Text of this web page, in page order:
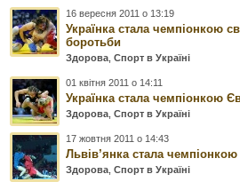
16 вересня 2011 о 13:19
Українка стала чемпіонкою
боротьби
Здорова ,Спорт в Україні
01 квітня 2011 о 14:11
Українка стала чемпіонкою
Здорова ,Спорт в Україні
17 жовтня 2011 о 14:43
Львів’янка стала
Здорова ,Спорт в Україні